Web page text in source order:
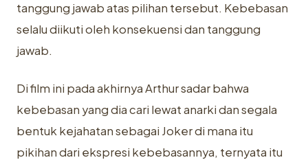
tanggung jawab atas pilihan tersebut. Kebebasan
selalu diikuti oleh konsekuensi dan tanggung
jawab.
Di film ini pada akhirnya Arthur sadar bahwa
kebebasan yang dia cari lewat anarki dan segala
bentuk kejahatan sebagai Joker di mana itu
pikihan dari ekspresi kebebasannya, ternyata itu